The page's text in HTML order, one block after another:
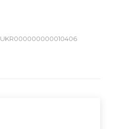
UKR000000000010406